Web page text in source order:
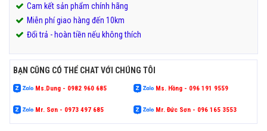
Cam kết sản phẩm chính hãng
Miễn phí giao hàng đến 10km
Đổi trả - hoàn tiền nếu không thích
BẠN CŨNG CÓ THỂ CHAT VỚI CHÚNG TÔI
Ms.Dung - 0982 960 685 Ms. Hồng - 096 191 9559
Mr. Sơn - 0973 497 685 Mr. Đức Sơn - 096 165 3553